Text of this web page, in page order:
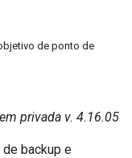
de ponto de
privada v. 4.16.05
backup e